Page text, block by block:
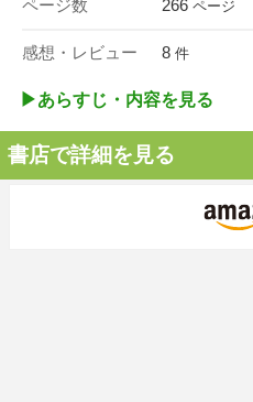
ページ数 266 ページ
感想・レビュー 8 件
▶︎あらすじ・内容を見る
書店で詳細を見る